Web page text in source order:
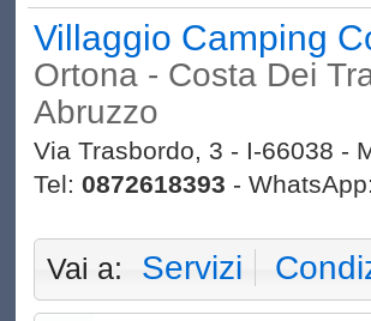
Villaggio Camping
Ortona - Costa Dei
Abruzzo
Via Trasbordo, 3 - I-66038 -
Tel: 0872618393 - WhatsApp:
Vai a: Servizi